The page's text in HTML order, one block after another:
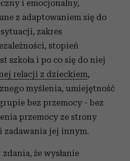
i emocjonalny,
z adaptowaniem się do
zakres
stopień
szkoła i po co się do niej
relacji z dzieckiem,
myślenia, umiejętność
bez przemocy - bez
przemocy ze strony
zadawania jej innym.
że wysłanie